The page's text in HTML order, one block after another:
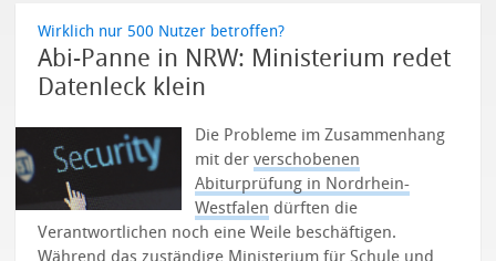
Wirklich nur 500 Nutzer betroffen?
Abi-Panne in NRW: Ministerium redet
Datenleck klein
Die Probleme im Zusammenhang
mit derverschobenen
Abiturprüfung in Nordrhein-
Westfalen dürften die
Verantwortlichen noch eine Weile beschäftigen.
Während das zuständige Ministerium für Schule und